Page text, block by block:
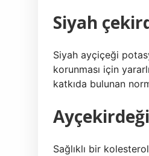
Siyah
Siyah ayçiçeği
korunması için
katkıda bulunan
Sağlıklı bir